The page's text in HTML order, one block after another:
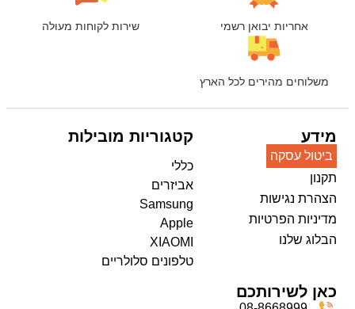
אחריות יבואן רשמי שירות לקוחות מעולה
משלוחים מהירים לכל הארץ
מידע
ביטול עסקה
תקנון
הצהרת נגישות
מדיניות הפרטיות
הבלוג שלנו
קטגוריות מובילות
כללי
אביזרים
Samsung
Apple
XIAOMI
טלפונים סלולריים
כאן לשירותכם